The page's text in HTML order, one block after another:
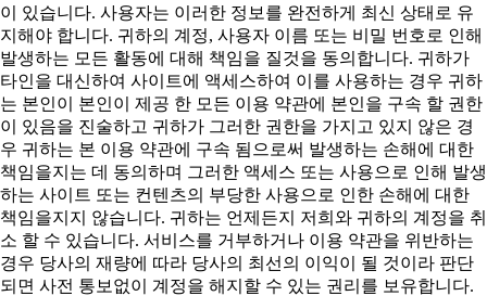
이 있습니다. 사용자는 이러한 정보를 완전하게 최신 상태로 유
지해야 합니다. 귀하의 계정, 사용자 이름 또는 비밀 번호로 인해
발생하는 모든 활동에 대해 책임을 질것을 동의합니다. 귀하가
타인을 대신하여 사이트에 액세스하여 이를 사용하는 경우 귀하
는 본인이 본인이 제공 한 모든 이용 약관에 본인을 구속 할 권한
이 있음을 진술하고 귀하가 그러한 권한을 가지고 있지 않은 경
우 귀하는 본 이용 약관에 구속 됨으로써 발생하는 손해에 대한
책임을지는 데 동의하며 그러한 액세스 또는 사용으로 인해 발생
하는 사이트 또는 컨텐츠의 부당한 사용으로 인한 손해에 대한
책임을지지 않습니다. 귀하는 언제든지 저희와 귀하의 계정을 취
소 할 수 있습니다. 서비스를 거부하거나 이용 약관을 위반하는
경우 당사의 재량에 따라 당사의 최선의 이익이 될 것이라 판단
되면 사전 통보없이 계정을 해지할 수 있는 권리를 보유합니다.